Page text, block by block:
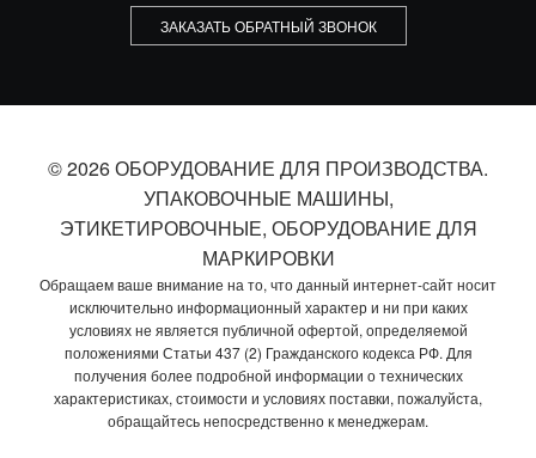
ЗАКАЗАТЬ ОБРАТНЫЙ ЗВОНОК
© 2026 ОБОРУДОВАНИЕ ДЛЯ ПРОИЗВОДСТВА.
УПАКОВОЧНЫЕ МАШИНЫ,
ЭТИКЕТИРОВОЧНЫЕ, ОБОРУДОВАНИЕ ДЛЯ
МАРКИРОВКИ
Обращаем ваше внимание на то, что данный интернет-сайт носит
исключительно информационный характер и ни при каких
условиях не является публичной офертой, определяемой
положениями Статьи 437 (2) Гражданского кодекса РФ. Для
получения более подробной информации о технических
характеристиках, стоимости и условиях поставки, пожалуйста,
обращайтесь непосредственно к менеджерам.